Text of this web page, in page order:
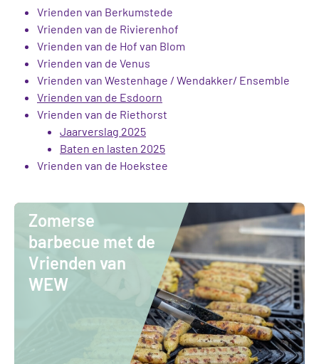
Vrienden van Berkumstede
Vrienden van de Rivierenhof
Vrienden van de Hof van Blom
Vrienden van de Venus
Vrienden van Westenhage / Wendakker/ Ensemble
Vrienden van de Esdoorn
Vrienden van de Riethorst
Jaarverslag 2025
Baten en lasten 2025
Vrienden van de Hoekstee
Zomerse
barbecue met de
Vrienden van
WEW